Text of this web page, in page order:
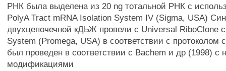
РНК была выделена из 20 ng тотальной РНК с
PolyA Tract mRNA Isolation System IV (Sigma, USA)
двухцепочечной кДЬЖ провели с Universal RiboClone
System (Promega, USA) в соответствии с протоколом
был проведен в соответствии с Bachem и др (1998)
модификациями